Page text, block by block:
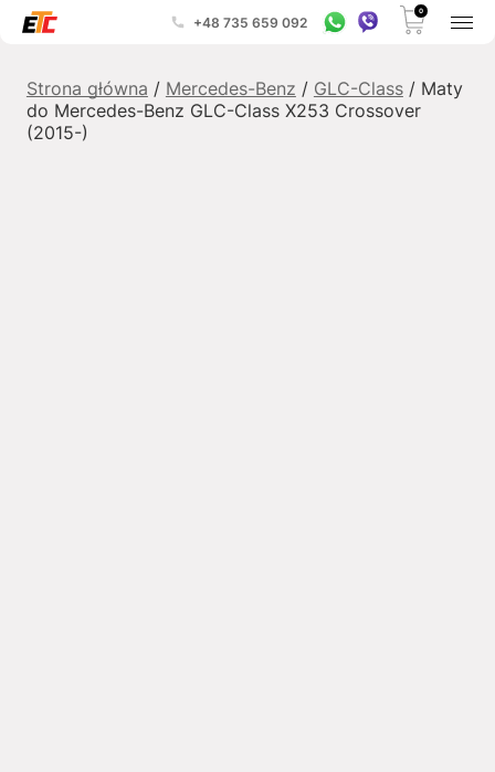
+48 735 659 092
0
Strona główna / Mercedes-Benz / GLC-Class/ Maty
do Mercedes-Benz GLC-Class X253 Crossover
(2015-)